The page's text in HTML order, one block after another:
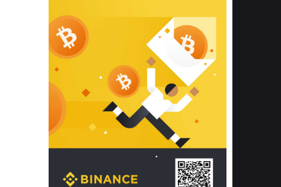
khuẩn và nấm mốc trong điều kiện
thời tiết nóng ẩm. Bạn có thể tìm hiểu
thêm các nghiên cứu khoa học về tác
động của giấc ngủ và môi trường
phòng ngủ đối với sức khỏe con
người tại Sleep Foundation (External
Link) để có cái nhìn toàn diện hơn.
2. Các tiêu chí vàng khi lựa chọn
chăn ga gối đệm cao cấp cho phòng
ngủ
Để sở hữu một bộ chăn ga gối đệm
cao cấp hoàn hảo cả về thẩm mỹ lẫn
công năng, người tiêu dùng cần cân
nhắc kỹ lưỡng các tiêu chí quan trọng